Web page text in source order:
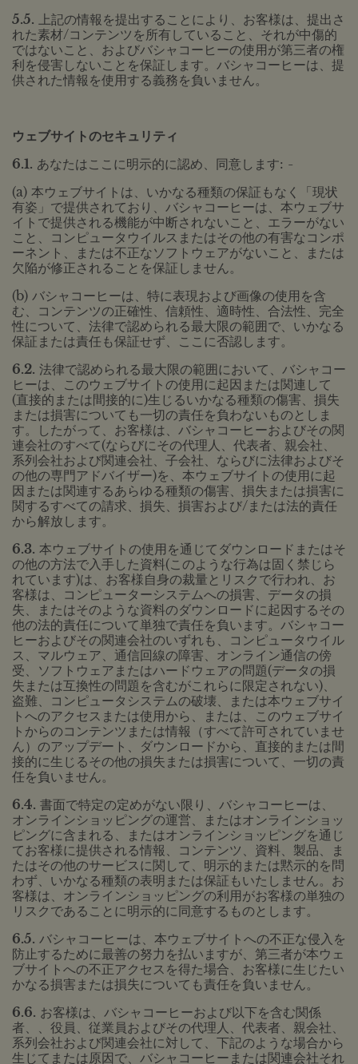
5.5. 上記の情報を提出することにより、お客様は、提出さ
れた素材/コンテンツを所有していること、それが中傷的
ではないこと、およびバシャコーヒーの使用が第三者の権
利を侵害しないことを保証します。バシャコーヒーは、提
供された情報を使用する義務を負いません。
ウェブサイトのセキュリティ
6.1. あなたはここに明示的に認め、同意します: -
(a) 本ウェブサイトは、いかなる種類の保証もなく「現状
有姿」で提供されており、バシャコーヒーは、本ウェブサ
イトで提供される機能が中断されないこと、エラーがない
こと、コンピュータウイルスまたはその他の有害なコンポ
ーネント、または不正なソフトウェアがないこと、または
欠陥が修正されることを保証しません。
(b) バシャコーヒーは、特に表現および画像の使用を含
む、コンテンツの正確性、信頼性、適時性、合法性、完全
性について、法律で認められる最大限の範囲で、いかなる
保証または責任も保証せず、ここに否認します。
6.2. 法律で認められる最大限の範囲において、バシャコー
ヒーは、このウェブサイトの使用に起因または関連して
(直接的または間接的に)生じるいかなる種類の傷害、損失
または損害についても一切の責任を負わないものとしま
す。したがって、お客様は、バシャコーヒーおよびその関
連会社のすべて(ならびにその代理人、代表者、親会社、
系列会社および関連会社、子会社、ならびに法律およびそ
の他の専門アドバイザー)を、本ウェブサイトの使用に起
因または関連するあらゆる種類の傷害、損失または損害に
関するすべての請求、損失、損害および/または法的責任
から解放します。
6.3. 本ウェブサイトの使用を通じてダウンロードまたはそ
の他の方法で入手した資料(このような行為は固く禁じら
れています)は、お客様自身の裁量とリスクで行われ、お
客様は、コンピューターシステムへの損害、データの損
失、またはそのような資料のダウンロードに起因するその
他の法的責任について単独で責任を負います。バシャコー
ヒーおよびその関連会社のいずれも、コンピュータウイル
ス、マルウェア、通信回線の障害、オンライン通信の傍
受、ソフトウェアまたはハードウェアの問題(データの損
失または互換性の問題を含むがこれらに限定されない)、
盗難、コンピュータシステムの破壊、または本ウェブサイ
トへのアクセスまたは使用から、または、このウェブサイ
トからのコンテンツまたは情報（すべて許可されていませ
ん）のアップデート、ダウンロードから、直接的または間
接的に生じるその他の損失または損害について、一切の責
任を負いません。
6.4. 書面で特定の定めがない限り、バシャコーヒーは、
オンラインショッピングの運営、またはオンラインショッ
ピングに含まれる、またはオンラインショッピングを通じ
てお客様に提供される情報、コンテンツ、資料、製品、ま
たはその他のサービスに関して、明示的または黙示的を問
わず、いかなる種類の表明または保証もいたしません。お
客様は、オンラインショッピングの利用がお客様の単独の
リスクであることに明示的に同意するものとします。
6.5. バシャコーヒーは、本ウェブサイトへの不正な侵入を
防止するために最善の努力を払いますが、第三者が本ウェ
ブサイトへの不正アクセスを得た場合、お客様に生じたい
かなる損害または損失についても責任を負いません。
6.6. お客様は、バシャコーヒーおよび以下を含む関係
者、、役員、従業員およびその代理人、代表者、親会社、
系列会社および関連会社に対して、下記のような場合から
生じてまたは原因で、バシャコーヒーまたは関連会社それ